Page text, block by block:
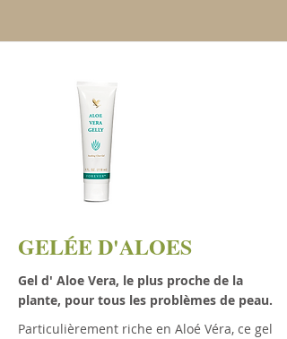
GELÉE D'ALOES
Gel d' Aloe Vera, le plus proche de la
plante, pour tous les problèmes de peau.
Particulièrement riche en Aloé Véra, ce gel